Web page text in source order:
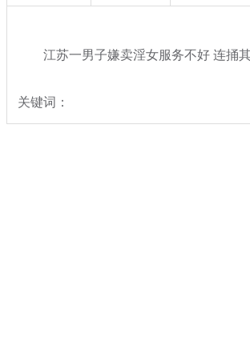
江苏一男子嫌卖淫女服务不好 连捅
关键词：